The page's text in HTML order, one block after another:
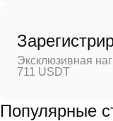
Эксклюзивная
711 USDT
Популярные